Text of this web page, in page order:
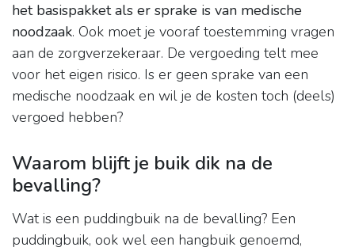
het basispakket als er sprake is van medische
noodzaak. Ook moet je vooraf toestemming vragen
aan de zorgverzekeraar. De vergoeding telt mee
voor het eigen risico. Is er geen sprake van een
medische noodzaak en wil je de kosten toch (deels)
vergoed hebben?
Waarom blijft je buik dik na de
bevalling?
Wat is een puddingbuik na de bevalling? Een
puddingbuik, ook wel een hangbuik genoemd,